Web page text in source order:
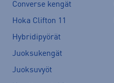
Converse kengät
Hoka Clifton 11
Hybridipyörät
Juoksukengät
Juoksuvyöt